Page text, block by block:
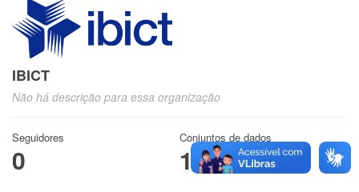
IBICT
Não há descrição para essa organização
Seguidores
0
Conjuntos de dados
1